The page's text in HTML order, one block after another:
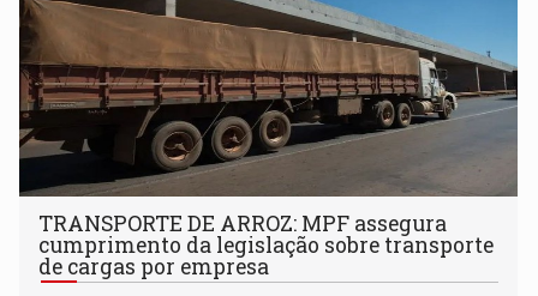
TRANSPORTE DE ARROZ: MPF assegura
cumprimento da legislação sobre transporte
de cargas por empresa